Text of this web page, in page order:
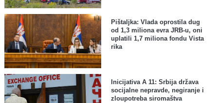
Pištaljka: Vlada oprostila dug
od 1,3 miliona evra JRB-u, oni
uplatili 1,7 miliona fondu Vista
rika
Inicijativa A 11: Srbija država
socijalne nepravde, negiranje i
zloupotreba siromaštva